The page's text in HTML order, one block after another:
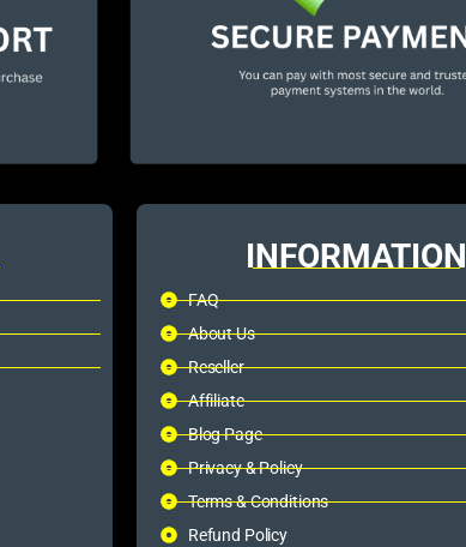
INFORMATION
FAQ
About Us
Reseller
Affiliate
Blog Page
Privacy & Policy
Terms & Conditions
Refund Policy